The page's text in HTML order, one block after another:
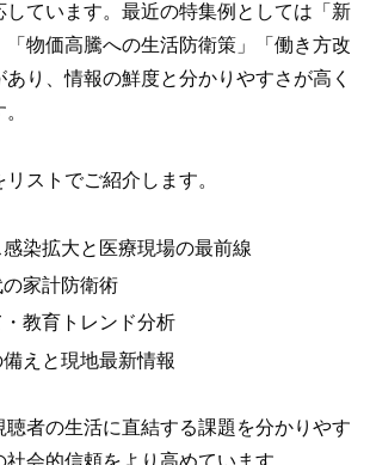
しています。最近の特集例としては「新
「物価高騰への生活防衛策」「働き方改
り、情報の鮮度と分かりやすさが高く
ストでご紹介します。
染拡大と医療現場の最前線
家計防衛術
教育トレンド分析
えと現地最新情報
聴者の生活に直結する課題を分かりやす